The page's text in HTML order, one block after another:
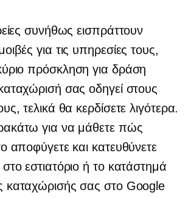
συνήθως εισπράττουν
για τις υπηρεσίες τους,
πρόσκληση για δράση
σας οδηγεί στους
τελικά θα κερδίσετε λιγότερα.
για να μάθετε πώς
αποφύγετε και κατευθύνετε
εστιατόριο ή το κατάστημά
καταχώρισής σας στο Google